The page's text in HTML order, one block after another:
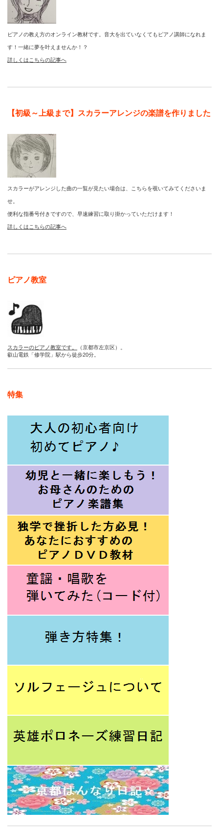
ピアノの教え方のオンライン教材です。音大を出ていなくてもピアノ講師になれま
す！一緒に夢を叶えませんか！？
詳しくはこちらの記事へ
【初級～上級まで】スカラーアレンジの楽譜を作りました
スカラーがアレンジした曲の一覧が見たい場合は、こちらを覗いてみてくださいま
せ。
便利な指番号付きですので、早速練習に取り掛かっていただけます！
詳しくはこちらの記事へ
ピアノ教室
スカラーのピアノ教室です。
（京都市左京区）。
叡山電鉄「修学院」駅から徒歩20分。
特集